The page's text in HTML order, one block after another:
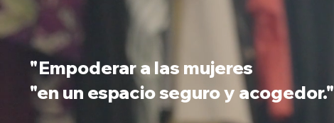
"Empoderar a las mujeres
"en un espacio seguro y acogedor."